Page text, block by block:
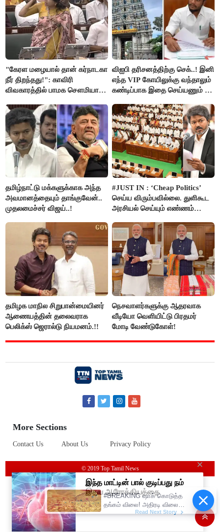
"கேரள மழையால் தான் கர்நாடகா
நீர் திறந்தது!": காவிரி
விவகாரத்தில் பாமக சௌமியா
விஐபி தரிசனத்திற்கு செக்..! இனி
எந்த VIP கோயிலுக்கு வந்தாலும்
கண்டிப்பாக இதை செய்யணும் -
தமிழ்நாட்டு மக்களுக்காக அந்த
அவமானத்தையும் தாங்குவேன்..
முதலமைச்சர் விஜய்..!
#JUST IN : ‘Cheap Politics’
செய்ய விரும்பவில்லை. துளிகூட
அரசியல் செய்யும் எண்ணம்
விஜய் பதில்!
தமிழக மாநில சிறுபான்மையினர்
ஆணையத்தின் தலைவராக
பெலிக்ஸ் ஜெரால்டு நியமனம்.!!
நெசவாளர்களுக்கு ஆதரவாக
வீடியோ வெளியிட்டு பிரதமர்
மோடி வேண்டுகோள்!
More Sections
Contact Us About Us Privacy Policy
© 2019 Top Tamil News
#BREAKING ஷாக் கொடுத்த
தங்கம் விலை! அதிரடி விலை
உயர்வு